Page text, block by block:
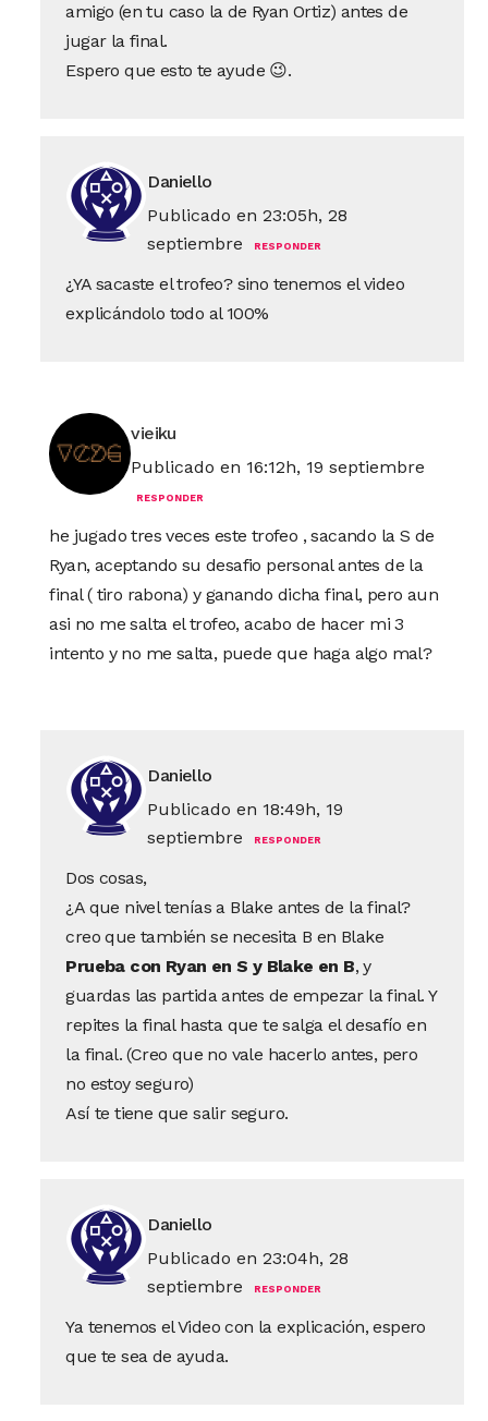
amigo (en tu caso la de Ryan Ortiz) antes de
jugar la final.
Espero que esto te ayude 😉.
Daniello
Publicado en 23:05h, 28
septiembre
RESPONDER
¿YA sacaste el trofeo? sino tenemos el video
explicándolo todo al 100%
vieiku
Publicado en 16:12h, 19 septiembre
RESPONDER
he jugado tres veces este trofeo , sacando la S de
Ryan, aceptando su desafio personal antes de la
final ( tiro rabona) y ganando dicha final, pero aun
asi no me salta el trofeo, acabo de hacer mi 3
intento y no me salta, puede que haga algo mal?
Daniello
Publicado en 18:49h, 19
septiembre
RESPONDER
Dos cosas,
¿A que nivel tenías a Blake antes de la final?
creo que también se necesita B en Blake
Prueba con Ryan en S y Blake en B, y
guardas las partida antes de empezar la final. Y
repites la final hasta que te salga el desafío en
la final. (Creo que no vale hacerlo antes, pero
no estoy seguro)
Así te tiene que salir seguro.
Daniello
Publicado en 23:04h, 28
septiembre
RESPONDER
Ya tenemos el Video con la explicación, espero
que te sea de ayuda.